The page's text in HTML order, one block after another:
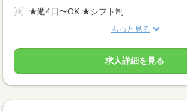
★週4日〜OK ★シフト制
もっと見る
求人詳細を見る